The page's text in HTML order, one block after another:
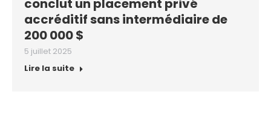
conclut un placement privé
accréditif sans intermédiaire de
200 000 $
5 juillet 2025
Lire la suite